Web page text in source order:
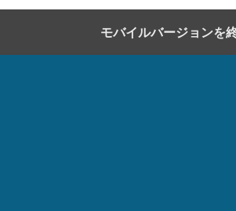
モバイルバージョンを